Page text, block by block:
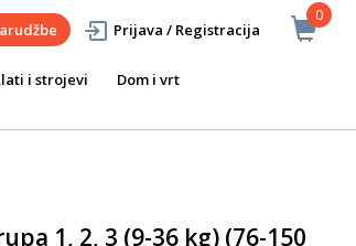
0
Prijava / Registracija
i strojevi
Dom i vrt
1, 2, 3 (9-36 kg) (76-150